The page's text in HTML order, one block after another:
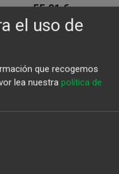
55,01€
el uso de
que recogemos
lea nuestra política de